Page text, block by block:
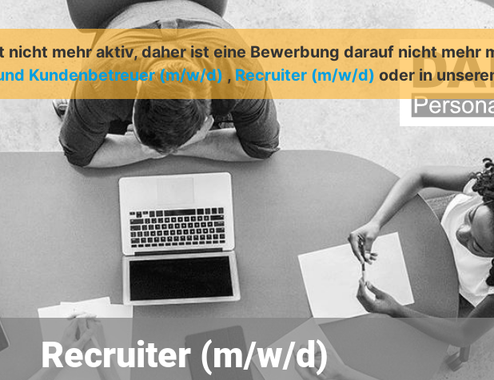
nicht mehr aktiv, daher ist eine Bewerbung darauf nicht mehr
Kundenbetreuer (m/w/d) ,Recruiter (m/w/d) oder in
Recruiter (m/w/d)